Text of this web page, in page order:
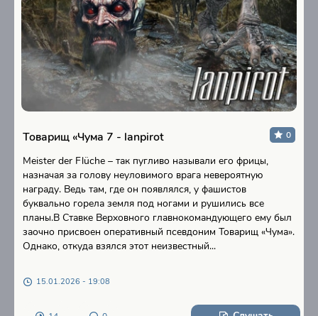
Товарищ «Чума 7 - lanpirot 0
Meister der Flüche – так пугливо называли его фрицы,
назначая за голову неуловимого врага невероятную
награду. Ведь там, где он появлялся, у фашистов
буквально горела земля под ногами и рушились все
планы.В Ставке Верховного главнокомандующего ему был
заочно присвоен оперативный псевдоним Товарищ «Чума».
Однако, откуда взялся этот неизвестный...
15.01.2026 - 19:08